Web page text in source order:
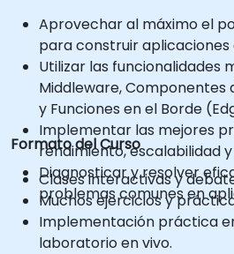
Aprovechar al máximo el
para construir aplicaciones
Utilizar las funcionalidades
Middleware, Componentes
y Funciones en el Borde
Implementar las mejores
rendimiento, escalabilidad y
Diagnosticar y resolver
problemas comunes en
Formato del Curso
Clases interactivas y
Muchos ejercicios y
Implementación práctica
laboratorio en vivo.